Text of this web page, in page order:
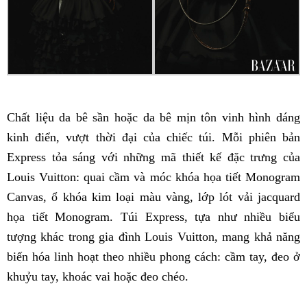
Chất liệu da bê sần hoặc da bê mịn tôn vinh hình dáng
kinh điển, vượt thời đại của chiếc túi. Mỗi phiên bản
Express tỏa sáng với những mã thiết kế đặc trưng của
Louis Vuitton: quai cầm và móc khóa họa tiết Monogram
Canvas, ổ khóa kim loại màu vàng, lớp lót vải jacquard
họa tiết Monogram. Túi Express, tựa như nhiều biểu
tượng khác trong gia đình Louis Vuitton, mang khả năng
biến hóa linh hoạt theo nhiều phong cách: cầm tay, đeo ở
khuỷu tay, khoác vai hoặc đeo chéo.